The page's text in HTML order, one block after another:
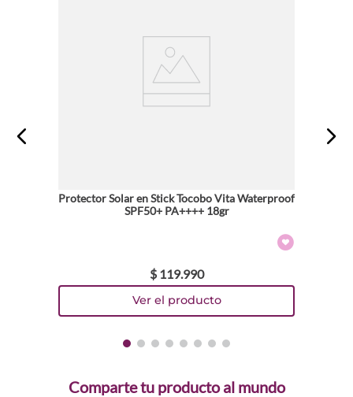
Protector Solar en Stick Tocobo Vita Waterproof
SPF50+ PA++++ 18gr
$ 119.990
Comparte